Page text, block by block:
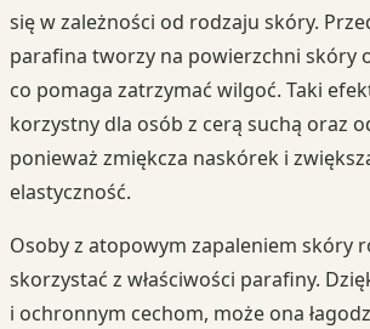
się w zależności od rodzaju skóry.
parafina tworzy na powierzchni skóry
co pomaga zatrzymać wilgoć. Taki
korzystny dla osób z cerą suchą oraz
ponieważ zmiękcza naskórek i
elastyczność.
Osoby z atopowym zapaleniem skóry
skorzystać z właściwości parafiny.
i ochronnym cechom, może ona